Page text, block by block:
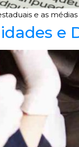
e as
e